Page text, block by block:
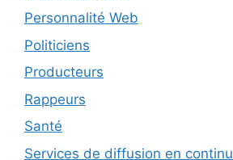
Personnalité Web
Politiciens
Producteurs
Rappeurs
Santé
Services de diffusion en continu